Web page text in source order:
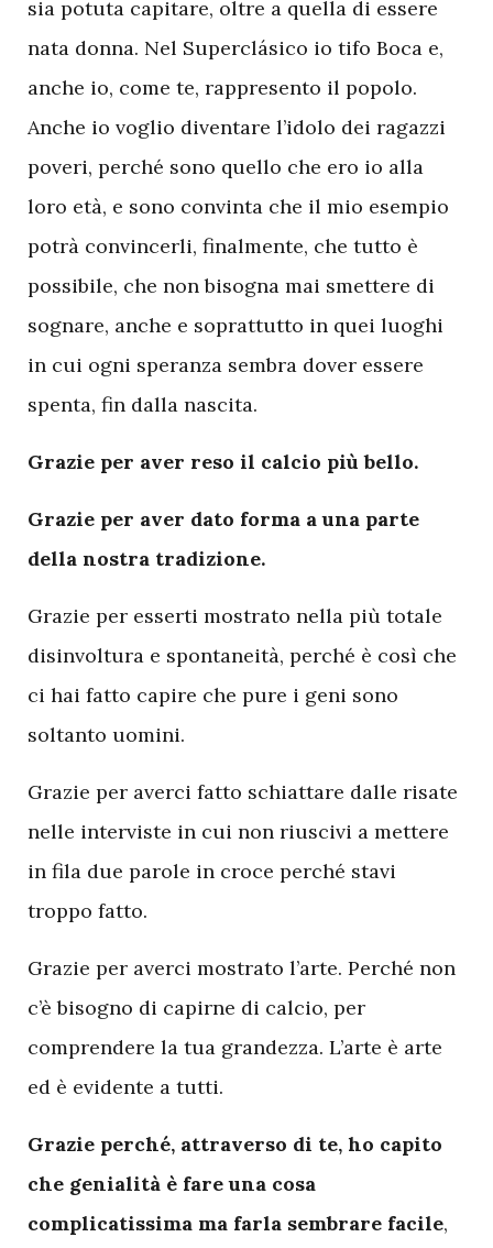
sia potuta capitare, oltre a quella di essere
nata donna. Nel Superclásico io tifo Boca e,
anche io, come te, rappresento il popolo.
Anche io voglio diventare l’idolo dei ragazzi
poveri, perché sono quello che ero io alla
loro età, e sono convinta che il mio esempio
potrà convincerli, finalmente, che tutto è
possibile, che non bisogna mai smettere di
sognare, anche e soprattutto in quei luoghi
in cui ogni speranza sembra dover essere
spenta, fin dalla nascita.
Grazie per aver reso il calcio più bello.
Grazie per aver dato forma a una parte
della nostra tradizione.
Grazie per esserti mostrato nella più totale
disinvoltura e spontaneità, perché è così che
ci hai fatto capire che pure i geni sono
soltanto uomini.
Grazie per averci fatto schiattare dalle risate
nelle interviste in cui non riuscivi a mettere
in fila due parole in croce perché stavi
troppo fatto.
Grazie per averci mostrato l’arte. Perché non
c’è bisogno di capirne di calcio, per
comprendere la tua grandezza. L’arte è arte
ed è evidente a tutti.
Grazie perché, attraverso di te, ho capito
che genialità è fare una cosa
complicatissima ma farla sembrare facile,